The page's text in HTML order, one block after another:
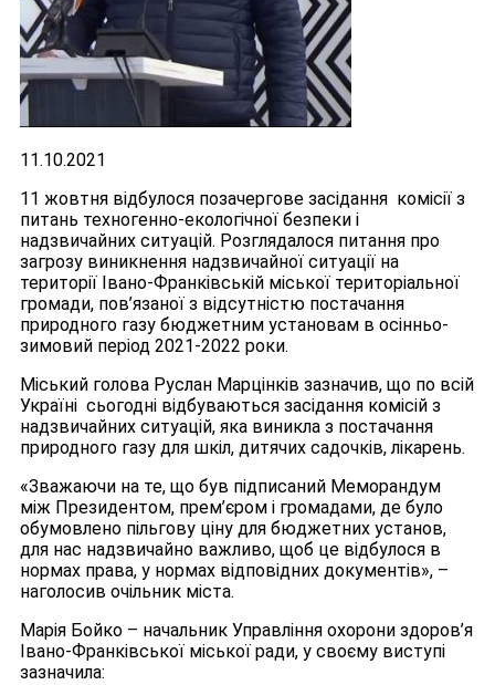
11.10.2021
11 жовтня відбулося позачергове засідання комісії з
питань техногенно-екологічної безпеки і
надзвичайних ситуацій. Розглядалося питання про
загрозу виникнення надзвичайної ситуації на
території Івано-Франківській міської територіальної
громади, пов’язаної з відсутністю постачання
природного газу бюджетним установам в осінньо-
зимовий період 2021-2022 роки.
Міський голова Руслан Марцінків зазначив, що по всій
Україні сьогодні відбуваються засідання комісій з
надзвичайних ситуацій, яка виникла з постачання
природного газу для шкіл, дитячих садочків, лікарень.
«Зважаючи на те, що був підписаний Меморандум
між Президентом, прем’єром і громадами, де було
обумовлено пільгову ціну для бюджетних установ,
для нас надзвичайно важливо, щоб це відбулося в
нормах права, у нормах відповідних документів», –
наголосив очільник міста.
Марія Бойко – начальник Управління охорони здоров’я
Івано-Франківської міської ради, у своєму виступі
зазначила: